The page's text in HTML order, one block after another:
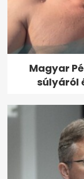
Magyar
súlyáról